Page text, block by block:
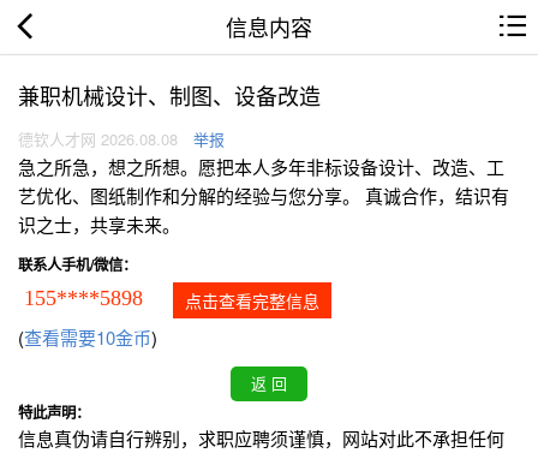
信息内容
兼职机械设计、制图、设备改造
德钦人才网 2026.08.08 举报
急之所急，想之所想。愿把本人多年非标设备设计、改造、工
艺优化、图纸制作和分解的经验与您分享。 真诚合作，结识有
识之士，共享未来。
联系人手机/微信：
155****5898 点击查看完整信息
(查看需要10金币)
特此声明：
信息真伪请自行辨别，求职应聘须谨慎，网站对此不承担任何